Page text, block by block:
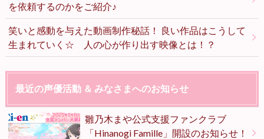
を依頼するのかをご紹介♪
笑いと感動を与えた動画制作秘話！ 良い作品はこうして
生まれていく☆ 人の心が作り出す映像とは！？
最近の声優活動 ＆ みなさまへのお知らせ
雛乃木まや公式支援ファンクラブ
「Hinanogi Famille」開設のお知らせ！